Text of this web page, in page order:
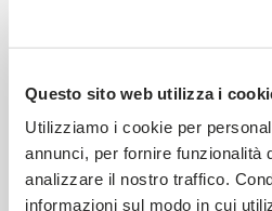
Questo sito web utilizza i
Utilizziamo i cookie per
annunci, per fornire funzionalità
analizzare il nostro traffico.
informazioni sul modo in cui
NOUS SOMMES À
DISPOSITION !
Remplissez le formulaire et